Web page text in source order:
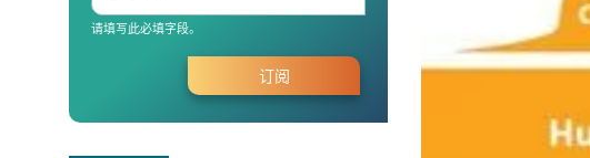
请填写此必填字段。